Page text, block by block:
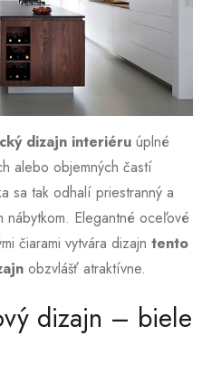
dizajn interiéru úplné
alebo objemných častí
sa tak odhalí priestranný a
nábytkom. Elegantné oceľové
čiarami vytvára dizajn tento
obzvlášť atraktívne.
dizajn – biele